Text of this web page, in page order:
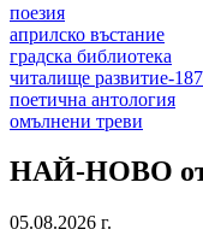
поезия
априлско въстание
градска библиотека
читалище развитие-
поетична антология
омълнени треви
НАЙ-НОВО от
05.08.2026 г.